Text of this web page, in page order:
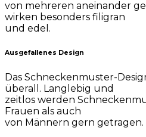
von mehreren aneinander
wirken besonders filigran
und edel.
Ausgefallenes Design
Das Schneckenmuster-
überall. Langlebig und
zeitlos werden
Frauen als auch
von Männern gern getragen.